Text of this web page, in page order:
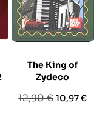
The King of
Zydeco
Prezzo
12,90 € Prezzo
10,97 €